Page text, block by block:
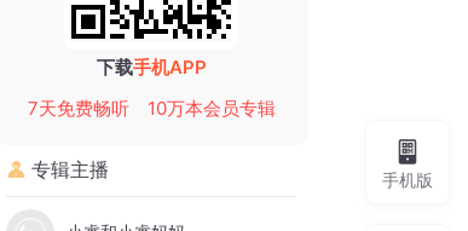
下载手机APP
7天免费畅听
10万本会员专辑
专辑主播 手机版